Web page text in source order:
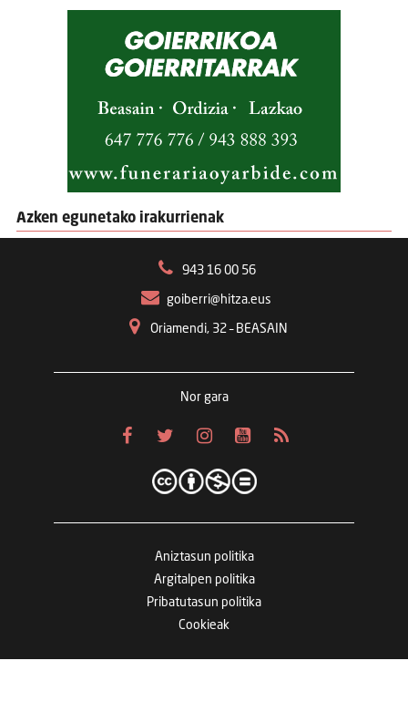
Azken egunetako irakurrienak
943 16 00 56
goiberri@hitza.eus
Oriamendi, 32 – BEASAIN
Nor gara
Aniztasun politika
Argitalpen politika
Pribatutasun politika
Cookieak